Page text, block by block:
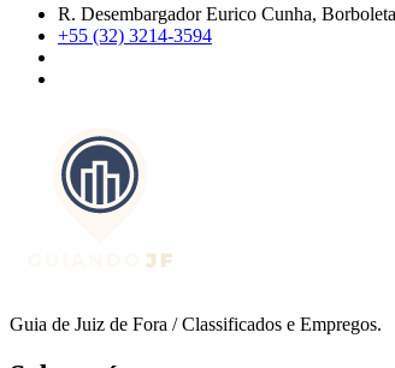
R. Desembargador Eurico Cunha, Borboleta
+55 (32) 3214-3594
Guia de Juiz de Fora / Classificados e Empregos.